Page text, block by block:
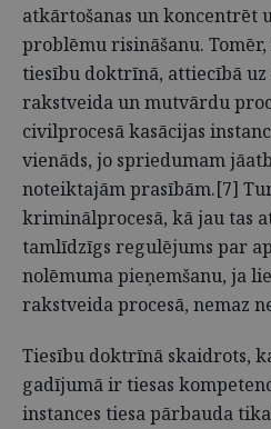
atkārtošanas un koncentrēt
problēmu risināšanu.
tiesību doktrīnā, attiecībā
rakstveida un mutvārdu
civilprocesā kasācijas
vienāds, jo spriedumam
noteiktajām prasībām.[7]
kriminālprocesā, kā jau tas
tamlīdzīgs regulējums par
nolēmuma pieņemšanu, ja
rakstveida procesā, nemaz
Tiesību doktrīnā skaidrots,
gadījumā ir tiesas
instances tiesa pārbauda